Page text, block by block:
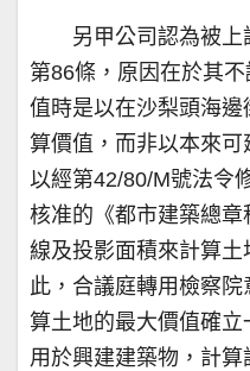
另甲公司認為被上
第86條，原因在於其
值時是以在沙梨頭海
算價值，而非以本來
以經第42/80/M號法令
核准的《都市建築總
線及投影面積來計算
此，合議庭轉用檢察
算土地的最大價值確
用於興建建築物，計